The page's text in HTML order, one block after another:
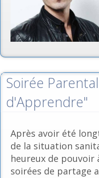
Soirée
d'Apprendre"
Après avoir été
de la situation
heureux de pouvoir
soirées de partage